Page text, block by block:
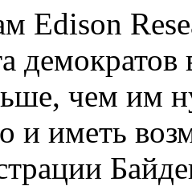
Edison
демократов
чем им
и иметь